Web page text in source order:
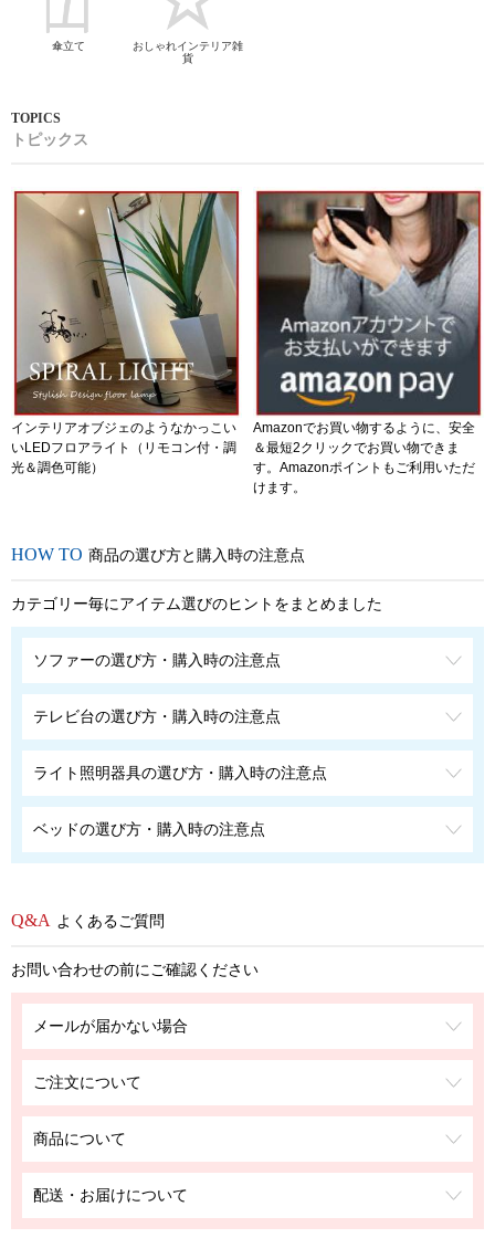
傘立て
おしゃれインテリア雑
貨
トピックス
インテリアオブジェのようなかっこい
いLEDフロアライト（リモコン付・調
光＆調色可能）
Amazonでお買い物するように、安全
＆最短2クリックでお買い物できま
す。Amazonポイントもご利用いただ
けます。
商品の選び方と購入時の注意点
カテゴリー毎にアイテム選びのヒントをまとめました
ソファーの選び方・購入時の注意点
テレビ台の選び方・購入時の注意点
ライト照明器具の選び方・購入時の注意点
ベッドの選び方・購入時の注意点
よくあるご質問
お問い合わせの前にご確認ください
メールが届かない場合
ご注文について
商品について
配送・お届けについて